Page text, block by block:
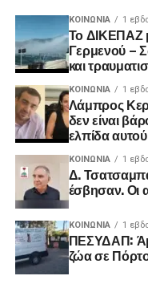
ΚΟΙΝΩΝΊΑ 1
Το ΔΙΚΕΠΑΖ
Γερμενού –
και
ΚΟΙΝΩΝΊΑ 1
Λάμπρος
δεν είναι
ελπίδα
ΚΟΙΝΩΝΊΑ 1
Δ.
έσβησαν. Οι
ΚΟΙΝΩΝΊΑ 1
ΠΕΣΥΔΑΠ:
ζώα σε